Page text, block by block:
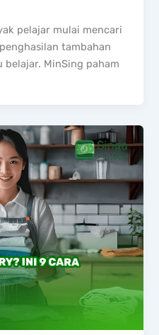
pelajar mulai mencari
tambahan
MinSing paham